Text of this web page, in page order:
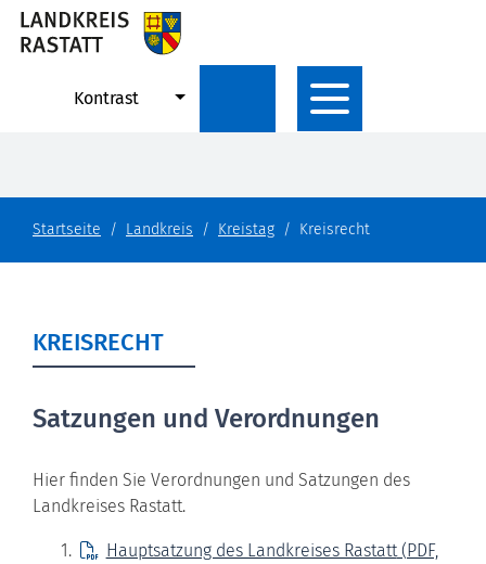
Kontrast
Startseite Landkreis Kreistag Kreisrecht
KREISRECHT
Satzungen und Verordnungen
Hier finden Sie Verordnungen und Satzungen des
Landkreises Rastatt.
Hauptsatzung des Landkreises Rastatt(PDF,